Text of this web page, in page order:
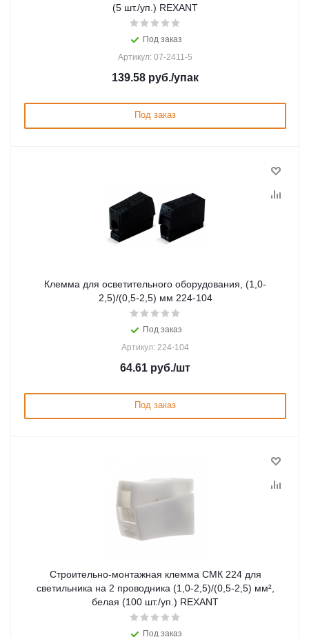
(5 шт./уп.) REXANT
Под заказ
Артикул: 07-2411-5
139.58 руб./упак
Под заказ
Клемма для осветительного оборудования, (1,0-
2,5)/(0,5-2,5) мм 224-104
Под заказ
Артикул: 224-104
64.61 руб./шт
Под заказ
Строительно-монтажная клемма СМК 224 для
светильника на 2 проводника (1,0-2,5)/(0,5-2,5) мм²,
белая (100 шт./уп.) REXANT
Под заказ